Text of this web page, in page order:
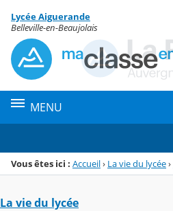
Menu de la rubrique
Contenu
Lycée Aiguerande
Belleville-en-Beaujolais
MENU
Vous êtes ici : Accueil› La vie du lycée›
La vie du lycée